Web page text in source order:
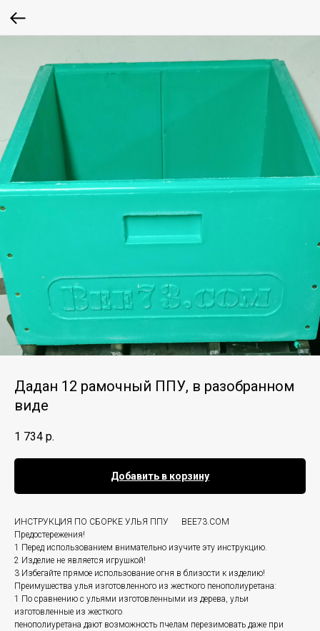
Дадан 12 рамочный ППУ, в разобранном
виде
1 734 р.
Добавить в корзину
ИНСТРУКЦИЯ ПО СБОРКЕ УЛЬЯ ППУ BEE73.COM
Предостережения!
1 Перед использованием внимательно изучите эту инструкцию.
2 Изделие не является игрушкой!
3 Избегайте прямое использование огня в близости к изделию!
Преимушества улья изготовленного из жесткого пенополиуретана:
1 По сравнению с ульями изготовленными из дерева, ульи
изготовленные из жесткого
пенополиуретана дают возможность пчелам перезимовать даже при